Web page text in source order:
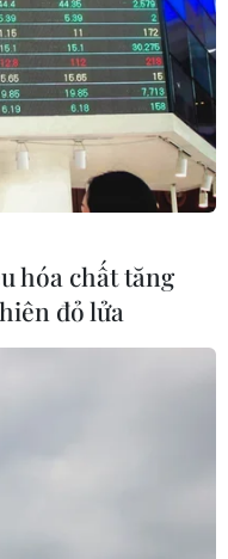
thép
đặt thuế đối với các
từ Argentina và
đã phá giá đồng nội
hóa chất tăng
đỏ lửa